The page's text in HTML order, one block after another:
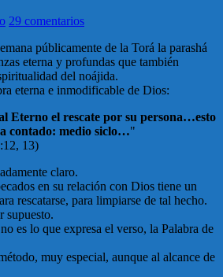
29 comentarios
públicamente de la Torá la parashá
eterna y profundas que también
del noájida.
eterna e inmodificable de Dios:
Eterno el rescate por su persona…esto
contado: medio siclo…"
13)
claro.
en su relación con Dios tiene un
rescatarse, para limpiarse de tal hecho.
supuesto.
es lo que expresa el verso, la Palabra de
muy especial, aunque al alcance de